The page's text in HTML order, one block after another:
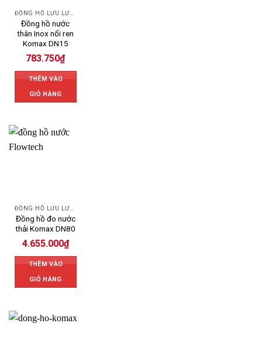
ĐỒNG HỒ LƯU LƯỢNG NƯỚC KOMAX
Đồng hồ nước
thân Inox nối ren
Komax DN15
783.750₫
THÊM VÀO
GIỎ HÀNG
ĐỒNG HỒ LƯU LƯỢNG NƯỚC KOMAX
Đồng hồ đo nước
thải Komax DN80
4.655.000₫
THÊM VÀO
GIỎ HÀNG